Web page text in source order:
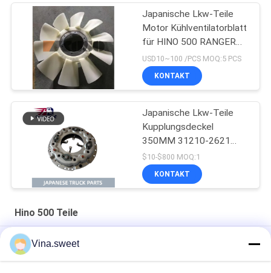
Japanische Lkw-Teile
Motor Kühlventilatorblatt
für HINO 500 RANGER
J08E EURO 4 10
BLADES
USD10~100 /PCS MOQ:5 PCS
KONTAKT
Japanische Lkw-Teile
Kupplungsdeckel
350MM 31210-2621
HNC540 Für HINO 500
RANGER Lkw J08C
J08CT zum Verkauf
$10-$800 MOQ:1
KONTAKT
Hino 500 Teile
Einspritzpumpe Hino HINO 500 Förster-J08C 500 Teile
Maschinenteile Hino J08E des Lkw-Motor-S130A-E0101
Vina.sweet